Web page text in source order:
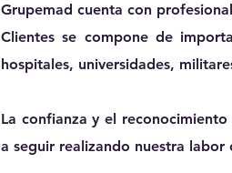
Grupemad cuenta con
Clientes se compone de
hospitales, universidades,
La confianza y el
a seguir realizando nuestra